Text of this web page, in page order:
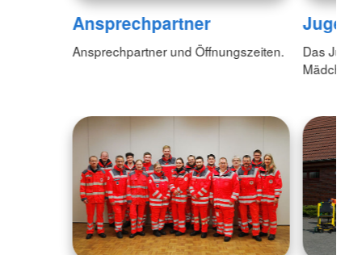
Ansprechpartner
Ansprechpartner und Öffnungszeiten.
Das
Mädchen